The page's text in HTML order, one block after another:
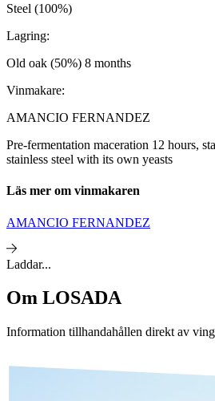
Steel (100%)
Lagring:
Old oak (50%) 8 months
Vinmakare:
AMANCIO FERNANDEZ
Pre-fermentation maceration 12 hours,
stainless steel with its own yeasts
Läs mer om vinmakaren
AMANCIO FERNANDEZ
Laddar...
Om LOSADA
Information tillhandahållen direkt av